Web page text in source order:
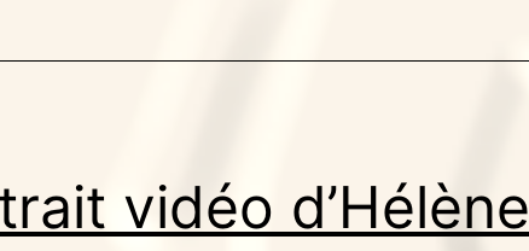
vidéo d’Hélène